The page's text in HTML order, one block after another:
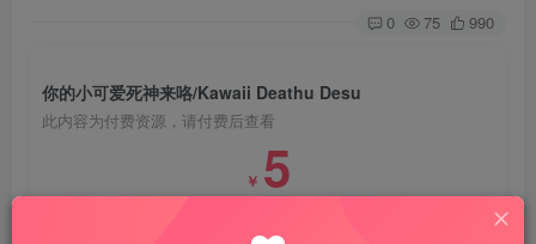
0 75 990
你的小可爱死神来咯/Kawaii Deathu Desu
此内容为付费资源，请付费后查看
￥ 5